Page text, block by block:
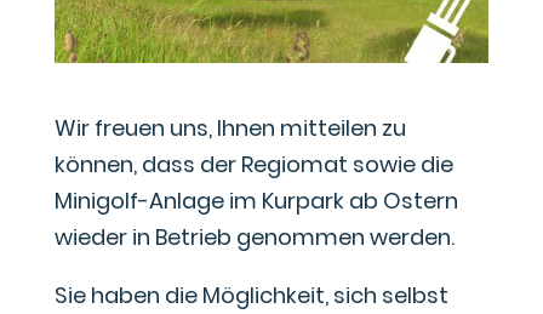
Wir freuen uns, Ihnen mitteilen zu
können, dass der Regiomat sowie die
Minigolf-Anlage im Kurpark ab Ostern
wieder in Betrieb genommen werden.
Sie haben die Möglichkeit, sich selbst